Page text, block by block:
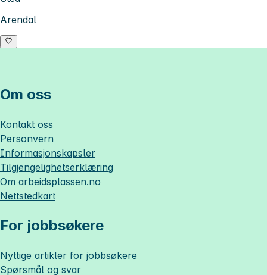
Arendal
Om oss
Kontakt oss
Personvern
Informasjonskapsler
Tilgjengelighetserklæring
Om arbeidsplassen.no
Nettstedkart
For jobbsøkere
Nyttige artikler for jobbsøkere
Spørsmål og svar